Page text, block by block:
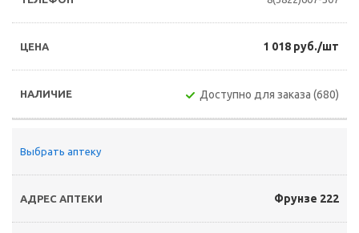
1 018 руб./шт
Доступно для заказа (680)
Выбрать аптеку
Фрунзе 222